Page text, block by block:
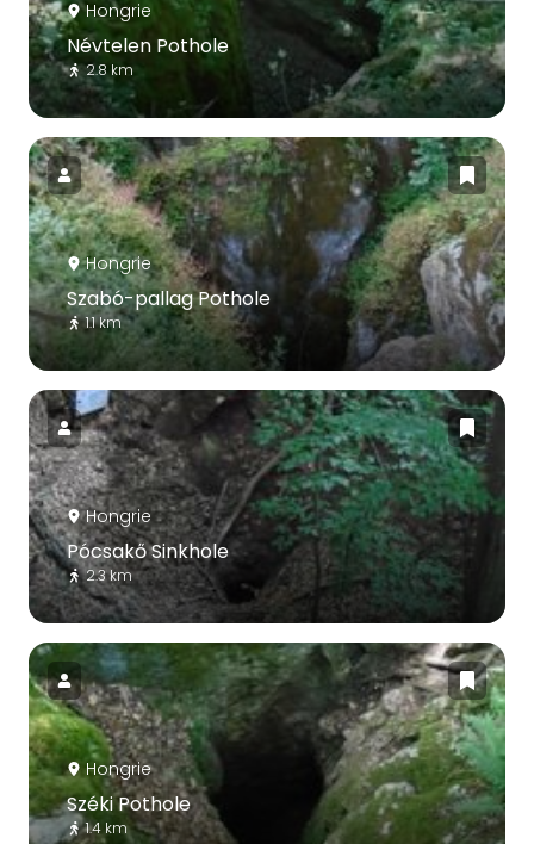
Hongrie
Névtelen Pothole
2.8 km
Hongrie
Szabó-pallag Pothole
1.1 km
Hongrie
Pócsakő Sinkhole
2.3 km
Hongrie
Széki Pothole
1.4 km